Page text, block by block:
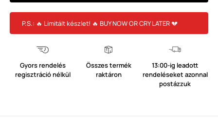
P.S.: 🔥 Limitált készlet! 🔥 BUY NOW OR CRY LATER 💔
Gyors rendelés
regisztráció nélkül
Összes termék
raktáron
13:00-ig leadott
rendeléseket azonnal
postázzuk